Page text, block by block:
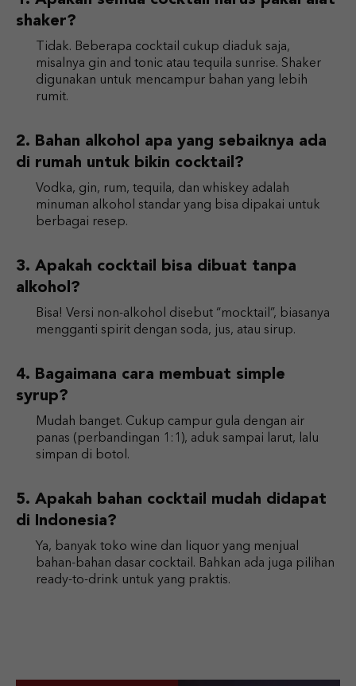
shaker?
Tidak. Beberapa cocktail cukup diaduk saja,
misalnya gin and tonic atau tequila sunrise. Shaker
digunakan untuk mencampur bahan yang lebih
rumit.
Bahan alkohol apa yang sebaiknya ada
di rumah untuk bikin cocktail?
Vodka, gin, rum, tequila, dan whiskey adalah
minuman alkohol standar yang bisa dipakai untuk
berbagai resep.
Apakah cocktail bisa dibuat tanpa
alkohol?
Bisa! Versi non-alkohol disebut “mocktail”, biasanya
mengganti spirit dengan soda, jus, atau sirup.
Bagaimana cara membuat simple
syrup?
Mudah banget. Cukup campur gula dengan air
panas (perbandingan 1:1), aduk sampai larut, lalu
simpan di botol.
Apakah bahan cocktail mudah didapat
di Indonesia?
Ya, banyak toko wine dan liquor yang menjual
bahan-bahan dasar cocktail. Bahkan ada juga pilihan
ready-to-drink untuk yang praktis.